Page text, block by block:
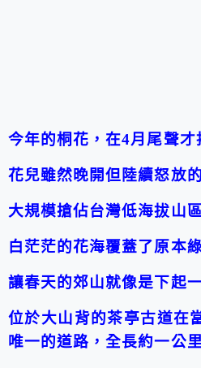
今年的桐花，在4月尾聲才
花兒雖然晚開但陸續怒放
大規模搶佔台灣低海拔山區
白茫茫的花海覆蓋了原本
讓春天的郊山就像是下起
位於大山背的茶亭古道在
唯一的道路，全長約一公